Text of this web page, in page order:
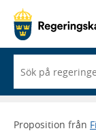
du
börjar
skriva
framträder
Proposition från